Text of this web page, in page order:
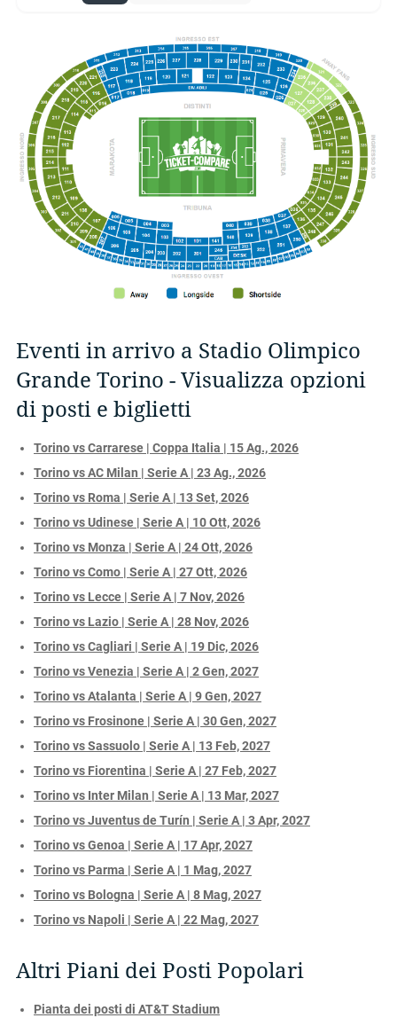
Eventi in arrivo a Stadio Olimpico
Grande Torino - Visualizza opzioni
di posti e biglietti
Torino vs Carrarese | Coppa Italia | 15 Ag., 2026
Torino vs AC Milan | Serie A | 23 Ag., 2026
Torino vs Roma | Serie A | 13 Set, 2026
Torino vs Udinese | Serie A | 10 Ott, 2026
Torino vs Monza | Serie A | 24 Ott, 2026
Torino vs Como | Serie A | 27 Ott, 2026
Torino vs Lecce | Serie A | 7 Nov, 2026
Torino vs Lazio | Serie A | 28 Nov, 2026
Torino vs Cagliari | Serie A | 19 Dic, 2026
Torino vs Venezia | Serie A | 2 Gen, 2027
Torino vs Atalanta | Serie A | 9 Gen, 2027
Torino vs Frosinone | Serie A | 30 Gen, 2027
Torino vs Sassuolo | Serie A | 13 Feb, 2027
Torino vs Fiorentina | Serie A | 27 Feb, 2027
Torino vs Inter Milan | Serie A | 13 Mar, 2027
Torino vs Juventus de Turín | Serie A | 3 Apr, 2027
Torino vs Genoa | Serie A | 17 Apr, 2027
Torino vs Parma | Serie A | 1 Mag, 2027
Torino vs Bologna | Serie A | 8 Mag, 2027
Torino vs Napoli | Serie A | 22 Mag, 2027
Altri Piani dei Posti Popolari
Pianta dei posti di AT&T Stadium